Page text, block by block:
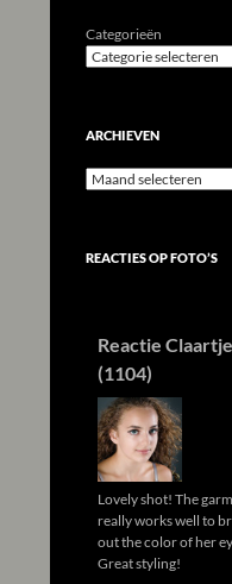
Categorieën
ARCHIEVEN
Archieven
REACTIES OP FOTO’S
Reactie Claartje
(1104)
Lovely shot! The
really works well to
out the color of her
Great styling!